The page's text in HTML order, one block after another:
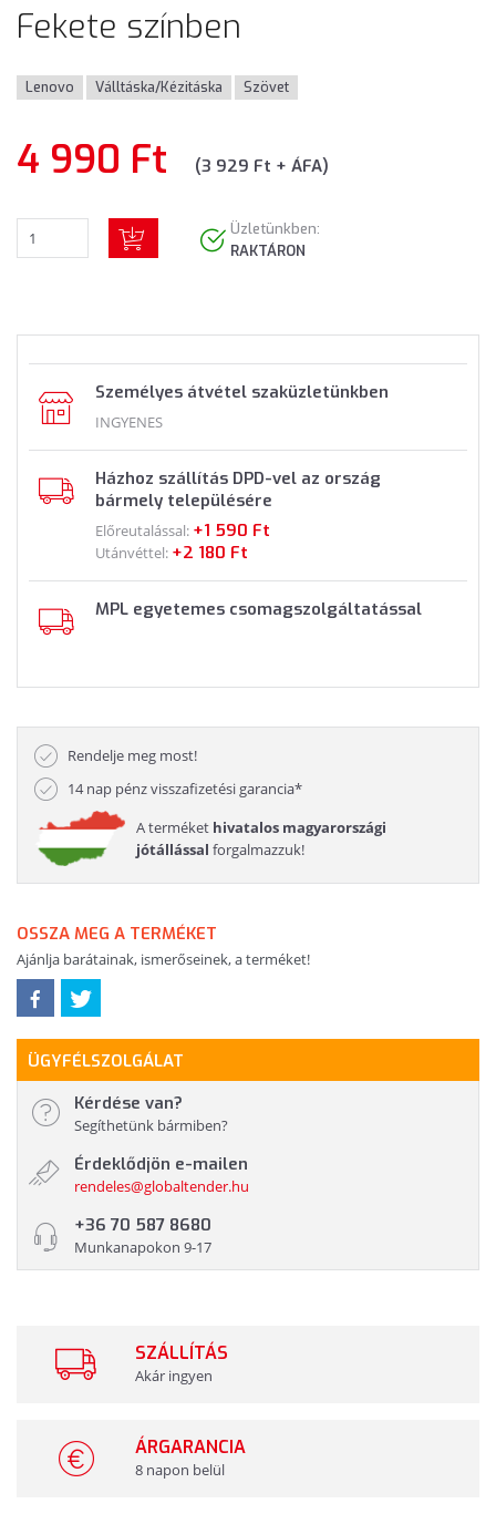
Fekete színben
Lenovo Válltáska/Kézitáska Szövet
4 990 Ft (3 929 Ft + ÁFA)
Üzletünkben:
RAKTÁRON
Személyes átvétel szaküzletünkben
INGYENES
Házhoz szállítás DPD-vel az ország
bármely településére
Előreutalással: +1 590 Ft
Utánvéttel: +2 180 Ft
MPL egyetemes csomagszolgáltatással
Rendelje meg most!
14 nap pénz visszafizetési garancia*
A terméket hivatalos magyarországi
jótállással forgalmazzuk!
OSSZA MEG A TERMÉKET
Ajánlja barátainak, ismerőseinek, a terméket!
ÜGYFÉLSZOLGÁLAT
Kérdése van?
Segíthetünk bármiben?
Érdeklődjön e-mailen
rendeles@globaltender.hu
+36 70 587 8680
Munkanapokon 9-17
SZÁLLÍTÁS
Akár ingyen
ÁRGARANCIA
8 napon belül